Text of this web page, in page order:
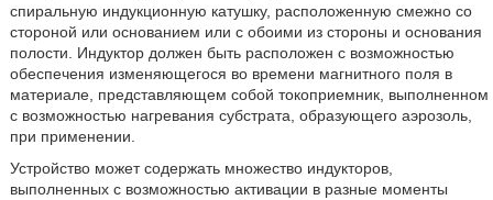
спиральную индукционную катушку, расположенную смежно со
стороной или основанием или с обоими из стороны и основания
полости. Индуктор должен быть расположен с возможностью
обеспечения изменяющегося во времени магнитного поля в
материале, представляющем собой токоприемник, выполненном
с возможностью нагревания субстрата, образующего аэрозоль,
при применении.
Устройство может содержать множество индукторов,
выполненных с возможностью активации в разные моменты